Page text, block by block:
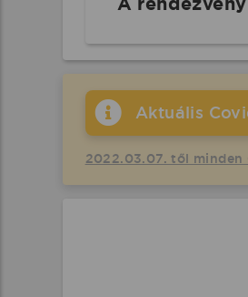
Aktuális
2022.03.07. től minden